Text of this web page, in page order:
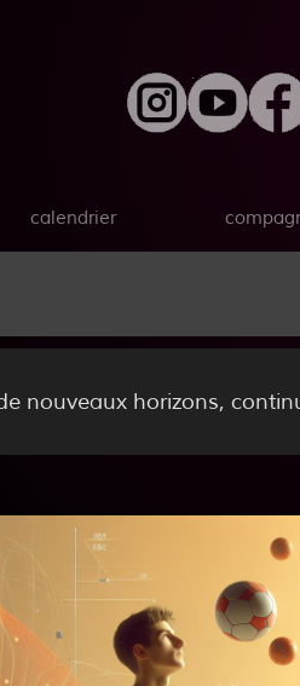
calendrier
nouveaux horizons,